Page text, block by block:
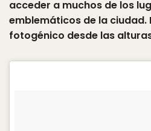
acceder a muchos de los
emblemáticos de la ciudad.
fotogénico desde las